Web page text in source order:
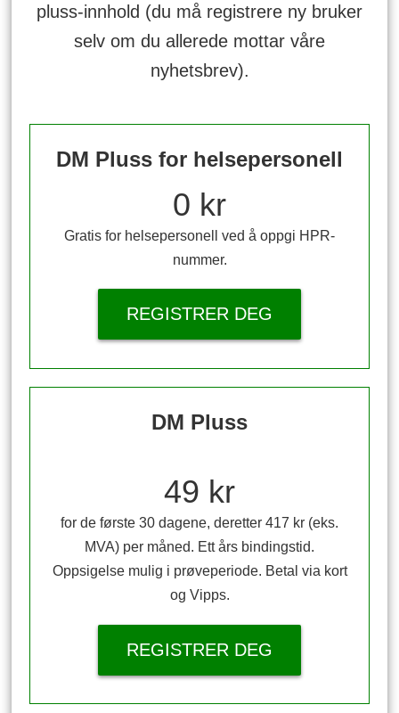
pluss-innhold (du må registrere ny bruker
selv om du allerede mottar våre
nyhetsbrev).
DM Pluss for helsepersonell
0 kr
Gratis for helsepersonell ved å oppgi HPR-
nummer.
REGISTRER DEG
DM Pluss
49 kr
for de første 30 dagene, deretter 417 kr (eks.
MVA) per måned. Ett års bindingstid.
Oppsigelse mulig i prøveperiode. Betal via kort
og Vipps.
REGISTRER DEG